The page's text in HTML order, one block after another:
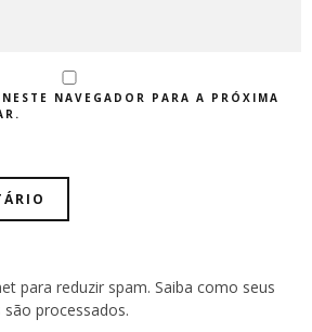
NAVEGADOR PARA A PRÓXIMA
para reduzir spam. Saiba como seus
processados.